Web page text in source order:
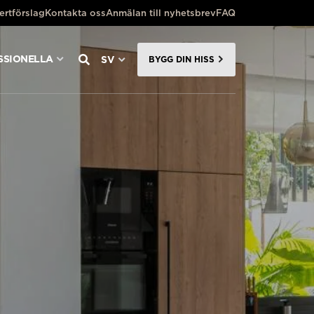
Kontakta ossAnmälan till nyhetsbrevFAQ
SV BYGG DIN HISS